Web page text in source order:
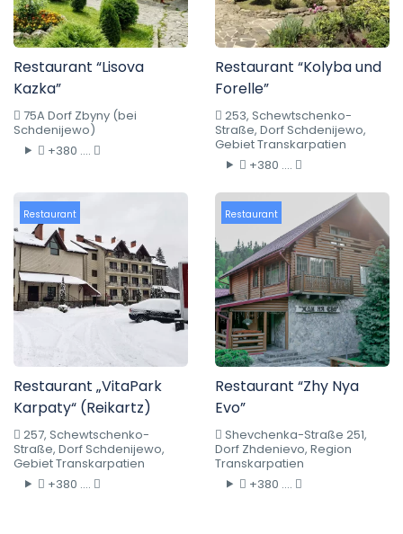
Restaurant “Lisova
Kazka”
75A Dorf Zbyny (bei
Schdenijewo)
+380 ....
Restaurant “Kolyba und
Forelle”
253, Schewtschenko-
Straße, Dorf Schdenijewo,
Gebiet Transkarpatien
+380 ....
Restaurant
Restaurant „VitaPark
Karpaty“ (Reikartz)
257, Schewtschenko-
Straße, Dorf Schdenijewo,
Gebiet Transkarpatien
+380 ....
Restaurant
Restaurant “Zhy Nya
Evo”
Shevchenka-Straße 251,
Dorf Zhdenievo, Region
Transkarpatien
+380 ....